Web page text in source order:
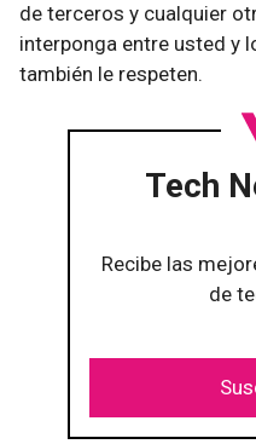
de terceros y cualquier
interponga entre usted y
también le respeten.
Tech
Recibe las
de